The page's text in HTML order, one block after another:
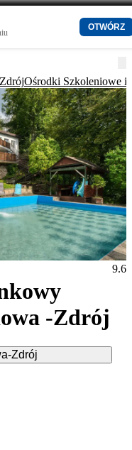
OTWÓRZ
Ośrodki Szkoleniowe
-Zdrój
Zdrój
9.6